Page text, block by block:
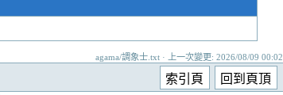
agama/調象士.txt · 上一次變更: 2026/08/09 00:02